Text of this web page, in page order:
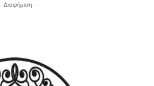
- Διαφήμιση -